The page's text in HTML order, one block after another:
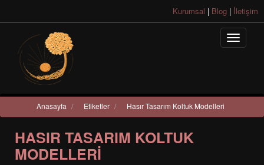
Kurumsal | Blog | İletişim
Anasayfa / Etiketler / Hasır Tasarım Koltuk Modelleri
HASIR TASARIM KOLTUK
MODELLERI